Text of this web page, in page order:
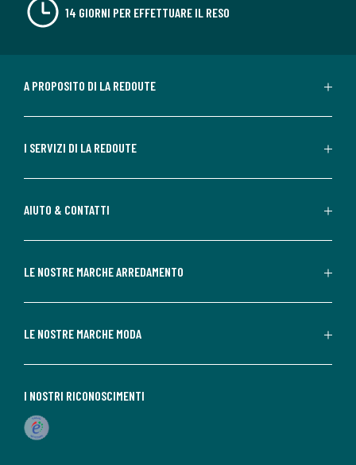
14 GIORNI PER EFFETTUARE IL RESO
A PROPOSITO DI LA REDOUTE
I SERVIZI DI LA REDOUTE
AIUTO & CONTATTI
LE NOSTRE MARCHE ARREDAMENTO
LE NOSTRE MARCHE MODA
I NOSTRI RICONOSCIMENTI